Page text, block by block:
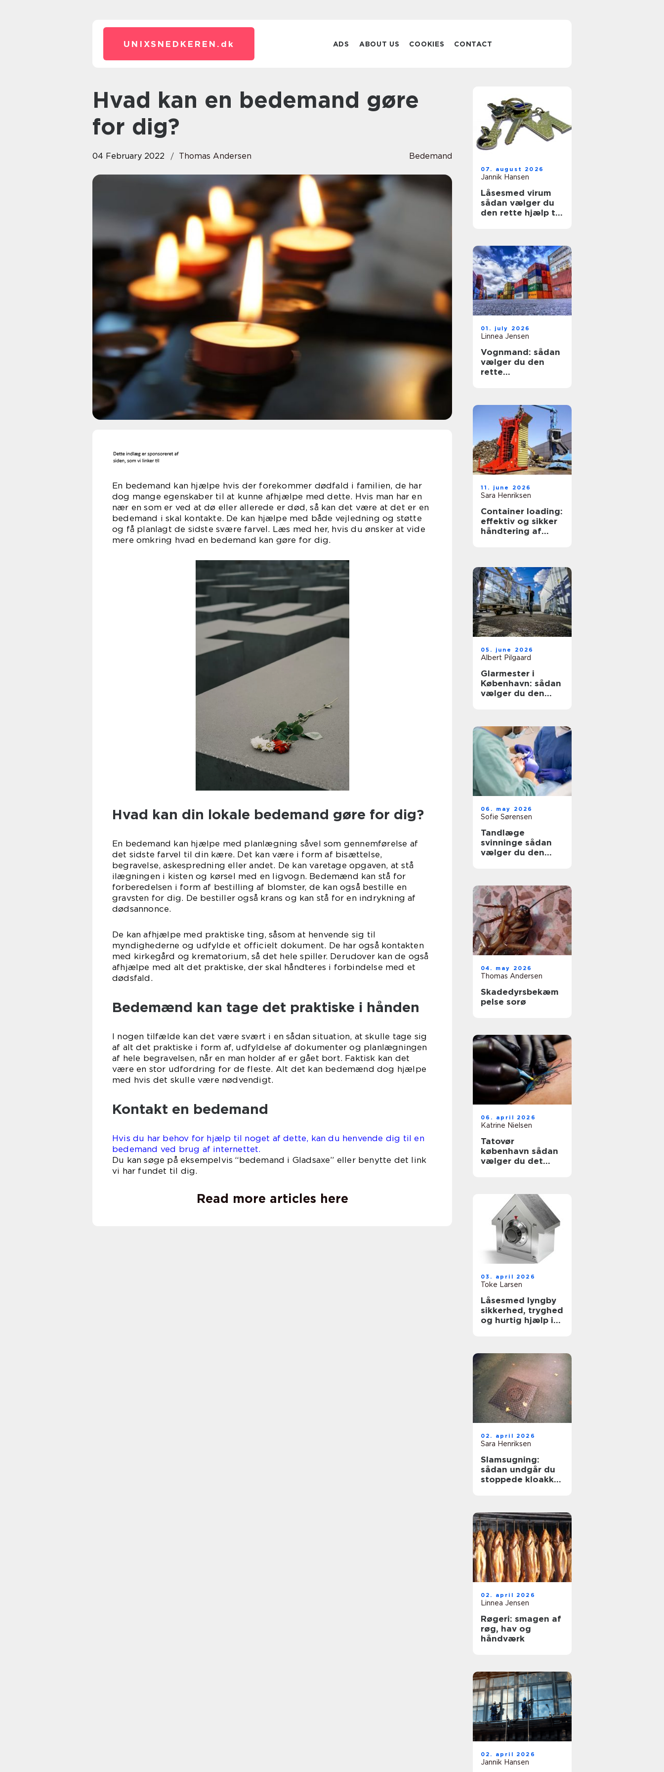
UNIXSNEDKEREN. dk ADS ABOUT US COOKIES CONTACT
Hvad kan en bedemand gøre
for dig?
04 February 2022 Thomas Andersen Bedemand
En bedemand kan hjælpe hvis der forekommer dødfald i familien, de har
dog mange egenskaber til at kunne afhjælpe med dette. Hvis man har en
nær en som er ved at dø eller allerede er død, så kan det være at det er en
bedemand i skal kontakte. De kan hjælpe med både vejledning og støtte
og få planlagt de sidste svære farvel. Læs med her, hvis du ønsker at vide
mere omkring hvad en bedemand kan gøre for dig.
Hvad kan din lokale bedemand gøre for dig?
En bedemand kan hjælpe med planlægning såvel som gennemførelse af
det sidste farvel til din kære. Det kan være i form af bisættelse,
begravelse, askespredning eller andet. De kan varetage opgaven, at stå
ilægningen i kisten og kørsel med en ligvogn. Bedemænd kan stå for
forberedelsen i form af bestilling af blomster, de kan også bestille en
gravsten for dig. De bestiller også krans og kan stå for en indrykning af
dødsannonce.
De kan afhjælpe med praktiske ting, såsom at henvende sig til
myndighederne og udfylde et officielt dokument. De har også kontakten
med kirkegård og krematorium, så det hele spiller. Derudover kan de også
afhjælpe med alt det praktiske, der skal håndteres i forbindelse med et
dødsfald.
Bedemænd kan tage det praktiske i hånden
I nogen tilfælde kan det være svært i en sådan situation, at skulle tage sig
af alt det praktiske i form af, udfyldelse af dokumenter og planlægningen
af hele begravelsen, når en man holder af er gået bort. Faktisk kan det
være en stor udfordring for de fleste. Alt det kan bedemænd dog hjælpe
med hvis det skulle være nødvendigt.
Kontakt en bedemand
Hvis du har behov for hjælp til noget af dette, kan du henvende dig til en
bedemand ved brug af internettet.
Du kan søge på eksempelvis “bedemand i Gladsaxe” eller benytte det link
vi har fundet til dig.
Read more articles here
07. august 2026
Jannik Hansen
Låsesmed virum
sådan vælger du
den rette hjælp til
01. july 2026
Linnea Jensen
Vognmand: sådan
vælger du den
rette
11. june 2026
Sara Henriksen
Container loading:
effektiv og sikker
håndtering af
05. june 2026
Albert Pilgaard
Glarmester i
København: sådan
vælger du den
06. may 2026
Sofie Sørensen
Tandlæge
svinninge sådan
vælger du den
04. may 2026
Thomas Andersen
Skadedyrsbekæm
pelse sorø
06. april 2026
Katrine Nielsen
Tatovør
københavn sådan
vælger du det
03. april 2026
Toke Larsen
Låsesmed lyngby
sikkerhed, tryghed
og hurtig hjælp i
02. april 2026
Sara Henriksen
Slamsugning:
sådan undgår du
stoppede kloakker
02. april 2026
Linnea Jensen
Røgeri: smagen af
røg, hav og
håndværk
02. april 2026
Jannik Hansen